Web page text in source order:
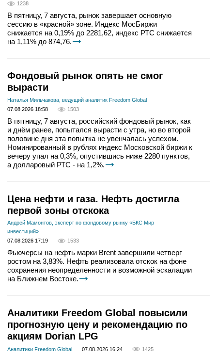
1238
В пятницу, 7 августа, рынок завершает основную
сессию в «красной» зоне. Индекс МосБиржи
снижается на 0,19% до 2281,62, индекс РТС снижается
на 1,11% до 874,76.
Фондовый рынок опять не смог
вырасти
Наталья Мильчакова, ведущий аналитик Freedom Global
07.08.2026 18:58
1503
В пятницу, 7 августа, российский фондовый рынок, как
и днём ранее, попытался вырасти с утра, но во второй
половине дня эта попытка не увенчалась успехом.
Номинированный в рублях индекс Московской биржи к
вечеру упал на 0,3%, опустившись ниже 2280 пунктов,
а долларовый РТС - на 1,2%.
Цена нефти и газа. Нефть достигла
первой зоны отскока
Андрей Мамонтов, эксперт по фондовому рынку «БКС Мир
инвестиций»
07.08.2026 17:19
1533
Фьючерсы на нефть марки Brent завершили четверг
ростом на 3,83%. Нефть реализовала отскок на фоне
сохранения неопределенности и возможной эскалации
на Ближнем Востоке.
Аналитики Freedom Global повысили
прогнозную цену и рекомендацию по
акциям Dorian LPG
Аналитики Freedom Global 07.08.2026 16:24 1425